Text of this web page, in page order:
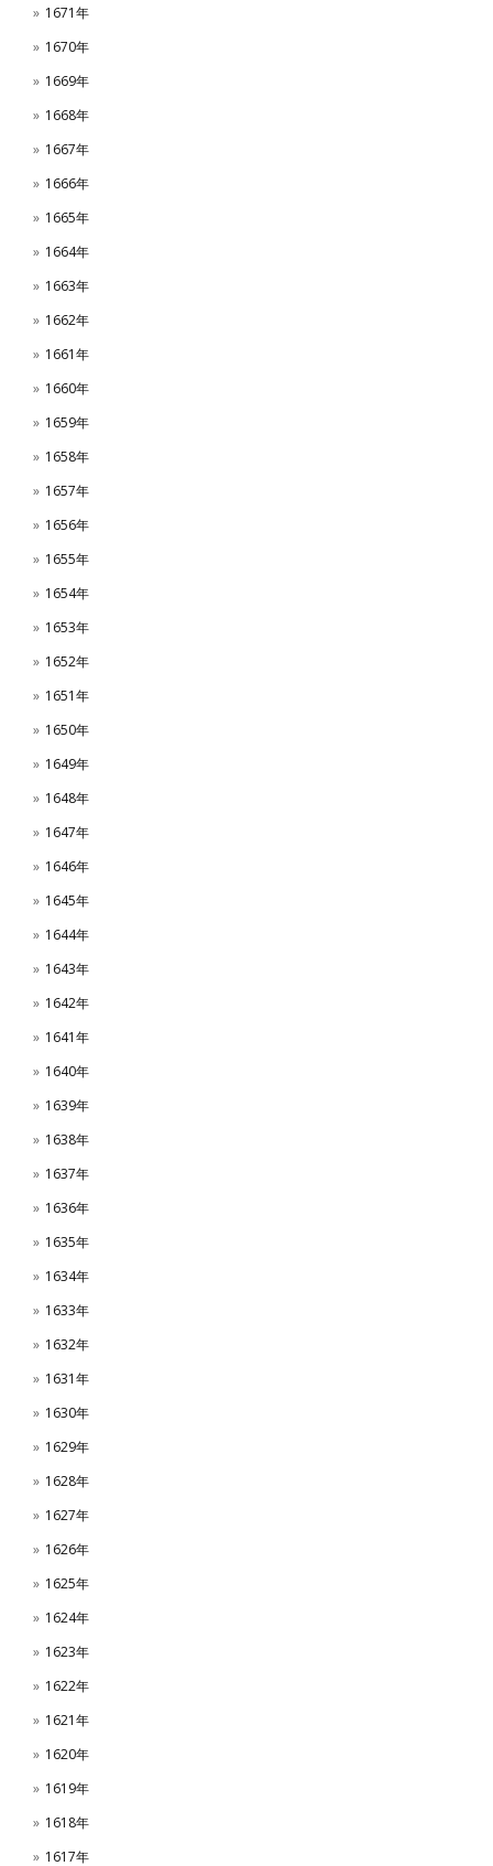
1671年
1670年
1669年
1668年
1667年
1666年
1665年
1664年
1663年
1662年
1661年
1660年
1659年
1658年
1657年
1656年
1655年
1654年
1653年
1652年
1651年
1650年
1649年
1648年
1647年
1646年
1645年
1644年
1643年
1642年
1641年
1640年
1639年
1638年
1637年
1636年
1635年
1634年
1633年
1632年
1631年
1630年
1629年
1628年
1627年
1626年
1625年
1624年
1623年
1622年
1621年
1620年
1619年
1618年
1617年